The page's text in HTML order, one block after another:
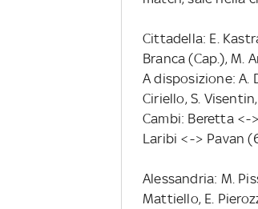
Cittadella: E.
Branca (Cap.), M.
A disposizione: A.
Ciriello, S.
Cambi: Beretta <-
Laribi <-> Pavan
Alessandria: M.
Mattiello, E.